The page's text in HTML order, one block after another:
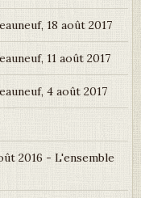
18 août 2017
11 août 2017
4 août 2017
2016 - L'ensemble